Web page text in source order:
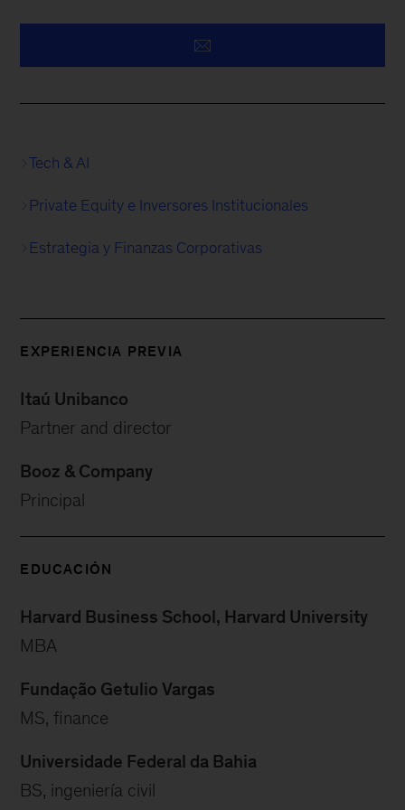
Tech & AI
Private Equity e Inversores Institucionales
Estrategia y Finanzas Corporativas
EXPERIENCIA PREVIA
Itaú Unibanco
Partner and director
Booz & Company
Principal
EDUCACIÓN
Harvard Business School, Harvard University
MBA
Fundação Getulio Vargas
MS, finance
Universidade Federal da Bahia
BS, ingeniería civil